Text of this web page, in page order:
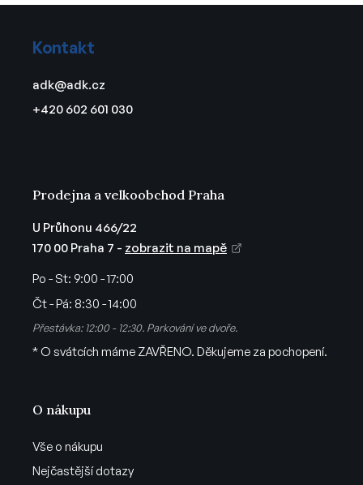
Kontakt
adk@adk.cz
+420 602 601 030
O nákupu
Vše o nákupu
Nejčastější dotazy
Prodejna a velkoobchod Praha
U Průhonu 466/22
170 00 Praha 7 - zobrazit na mapě
Po - St: 9:00 - 17:00
Čt - Pá: 8:30 - 14:00
Přestávka: 12:00 - 12:30. Parkování ve dvoře.
* O svátcích máme ZAVŘENO. Děkujeme za pochopení.